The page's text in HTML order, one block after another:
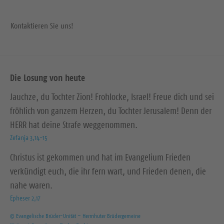
Kontaktieren Sie uns!
Die Losung von heute
Jauchze, du Tochter Zion! Frohlocke, Israel! Freue dich und sei
fröhlich von ganzem Herzen, du Tochter Jerusalem! Denn der
HERR hat deine Strafe weggenommen.
Zefanja 3,14-15
Christus ist gekommen und hat im Evangelium Frieden
verkündigt euch, die ihr fern wart, und Frieden denen, die
nahe waren.
Epheser 2,17
© Evangelische Brüder-Unität – Herrnhuter Brüdergemeine